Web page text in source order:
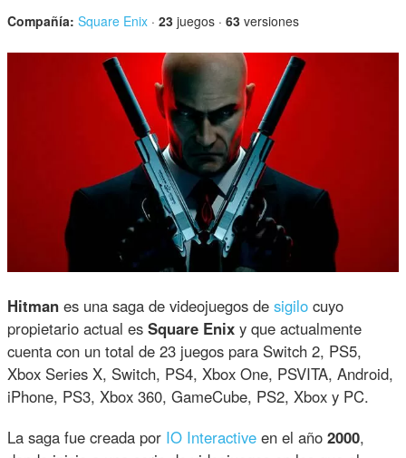
Compañía: Square Enix ·23 juegos ·63 versiones
Hitman es una saga de videojuegos desigilo cuyo
propietario actual esSquare Enix y que actualmente
cuenta con un total de 23 juegos para Switch 2, PS5,
Xbox Series X, Switch, PS4, Xbox One, PSVITA, Android,
iPhone, PS3, Xbox 360, GameCube, PS2, Xbox y PC.
La saga fue creada por IO Interactive en el año2000,